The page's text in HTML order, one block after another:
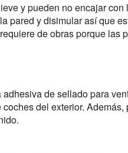
y pueden no encajar
pared y disimular así que
de obras porque las
de sellado para
del exterior. Además,